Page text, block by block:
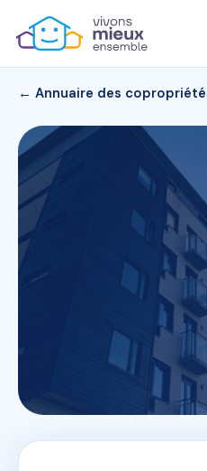
← Annuaire des